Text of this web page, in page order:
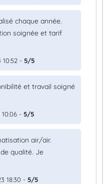
chaque année.
soignée et tarif
- 5/5
et travail soigné
- 5/5
air/air.
qualité. Je
18:30 - 5/5